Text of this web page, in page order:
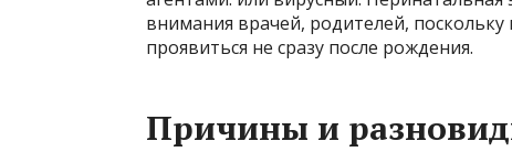
внимания врачей, родителей,
проявиться не сразу после рождения.
Причины и